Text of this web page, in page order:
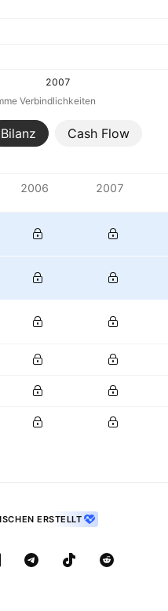
2007
Verbindlichkeiten
Bilanz Cash Flow
2006 2007
ERSTELLT